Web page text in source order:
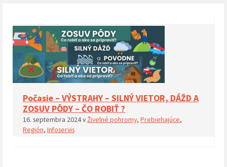
Počasie – VÝSTRAHY – SILNÝ VIETOR, DÁŽD A
ZOSUV PÔDY – ČO ROBIŤ ?
16. septembra 2024vŽivelné pohromy, Prebiehajúce,
Región, Infoservis